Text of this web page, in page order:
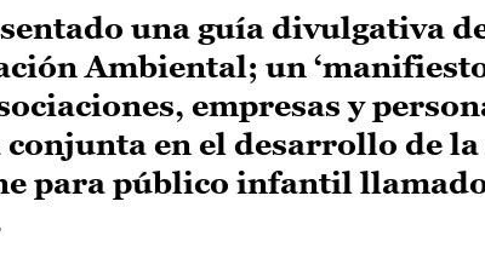
una guía divulgativa
Ambiental; un
empresas y
en el desarrollo de la
para público infantil